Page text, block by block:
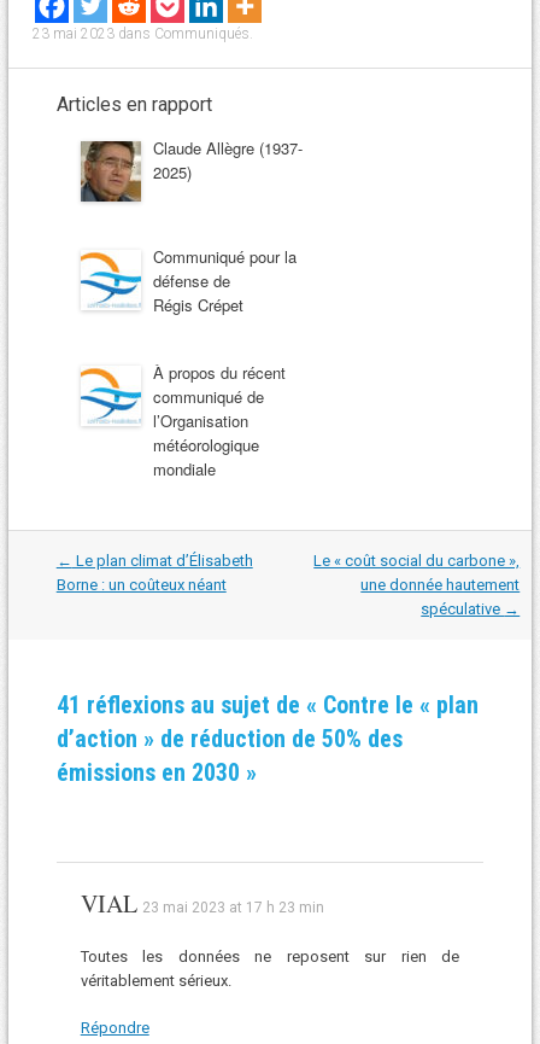
23 mai 2023dans Communiqués
Articles en rapport
Claude Allègre (1937-
2025)
Communiqué pour la
défense de
Régis Crépet
À propos du récent
communiqué de
l’Organisation
météorologique
mondiale
Navigation
dans
les
← Le plan climat d’Élisabeth
Borne : un coûteux néant
Le « coût social du carbone »,
une donnée hautement
spéculative →
41 réflexions au sujet de « Contre le « plan
d’action » de réduction de 50% des
émissions en 2030 »
VIAL 23 mai 2023 at 17 h 23 min
Toutes les données ne reposent sur rien de
véritablement sérieux.
Répondre